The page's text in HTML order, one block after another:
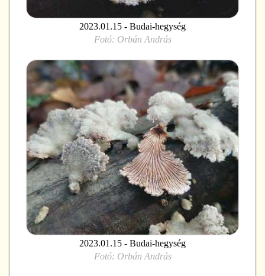
2023.01.15 - Budai-hegység
Fotó: Orbán András
2023.01.15 - Budai-hegység
Fotó: Orbán András